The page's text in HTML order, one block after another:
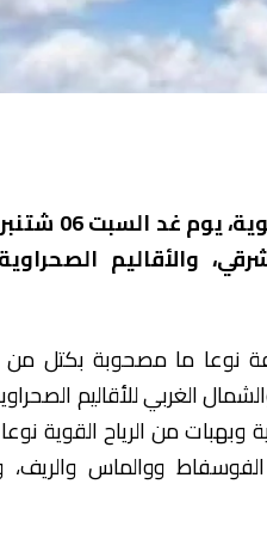
تتوقع
والأقاليم
ما مصحوبة بكتل من
الغربي للأقاليم
من الرياح القوية
ووالماس والريف،